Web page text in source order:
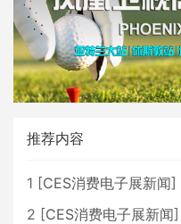
推荐内容
1 [CES消费电子展新闻]
2 [CES消费电子展新闻]